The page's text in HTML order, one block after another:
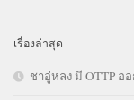
เรื่องล่าสุด
ชาอู่หลง มี OTTP